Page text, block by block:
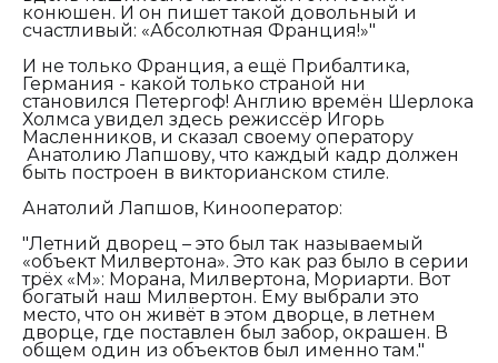
конюшен. И он пишет такой довольный и
счастливый: «Абсолютная Франция!»"
И не только Франция, а ещё Прибалтика,
Германия - какой только страной ни
становился Петергоф! Англию времён Шерлока
Холмса увидел здесь режиссёр Игорь
Масленников, и сказал своему оператору
Анатолию Лапшову, что каждый кадр должен
быть построен в викторианском стиле.
Анатолий Лапшов, Кинооператор:
"Летний дворец – это был так называемый
«объект Милвертона». Это как раз было в серии
трёх «М»: Морана, Милвертона, Мориарти. Вот
богатый наш Милвертон. Ему выбрали это
место, что он живёт в этом дворце, в летнем
дворце, где поставлен был забор, окрашен. В
общем один из объектов был именно там."